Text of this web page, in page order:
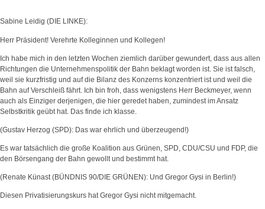
Sabine Leidig (DIE LINKE):
Herr Präsident! Verehrte Kolleginnen und Kollegen!
Ich habe mich in den letzten Wochen ziemlich darüber gewundert, dass aus allen
Richtungen die Unternehmenspolitik der Bahn beklagt worden ist. Sie ist falsch,
weil sie kurzfristig und auf die Bilanz des Konzerns konzentriert ist und weil die
Bahn auf Verschleiß fährt. Ich bin froh, dass wenigstens Herr Beckmeyer, wenn
auch als Einziger derjenigen, die hier geredet haben, zumindest im Ansatz
Selbstkritik geübt hat. Das finde ich klasse.
(Gustav Herzog (SPD): Das war ehrlich und überzeugend!)
Es war tatsächlich die große Koalition aus Grünen, SPD, CDU/CSU und FDP, die
den Börsengang der Bahn gewollt und bestimmt hat.
(Renate Künast (BÜNDNIS 90/DIE GRÜNEN): Und Gregor Gysi in Berlin!)
Diesen Privatisierungskurs hat Gregor Gysi nicht mitgemacht.